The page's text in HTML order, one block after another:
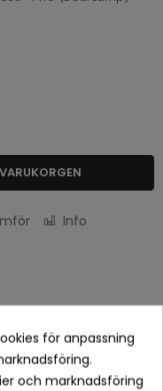
Info
för anpassning
och marknadsföring